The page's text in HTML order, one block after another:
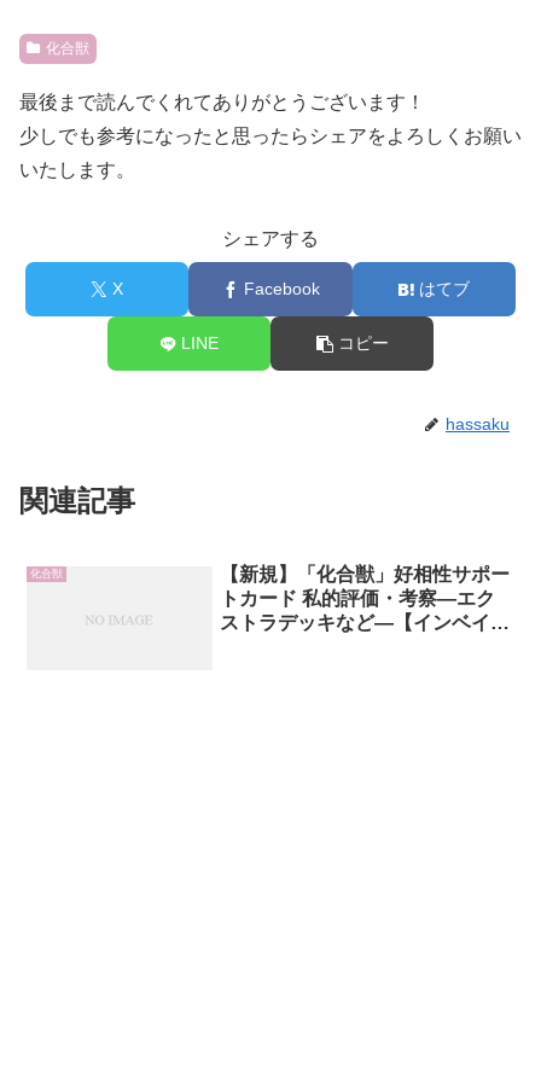
化合獣
最後まで読んでくれてありがとうございます！
少しでも参考になったと思ったらシェアをよろしくお願い
いたします。
シェアする
X Facebook はてブ
LINE コピー
hassaku
関連記事
化合獣
【新規】「化合獣」好相性サポー
トカード 私的評価・考察―エク
ストラデッキなど―【インベイジ